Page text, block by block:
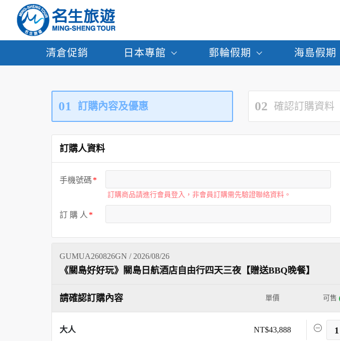
清倉促銷 日本專館 郵輪假期 海島假期
01 訂購內容及優惠 02 確認訂購資料
訂購人資料
手機號碼
訂購商品請進行會員登入，非會員訂購需先驗證聯絡資料。
訂 購 人
GUMUA260826GN / 2026/08/26
《關島好好玩》關島日航酒店自由行四天三夜【贈送BBQ晚餐】
請確認訂購內容 單價 可售
大人 NT$43,888 1